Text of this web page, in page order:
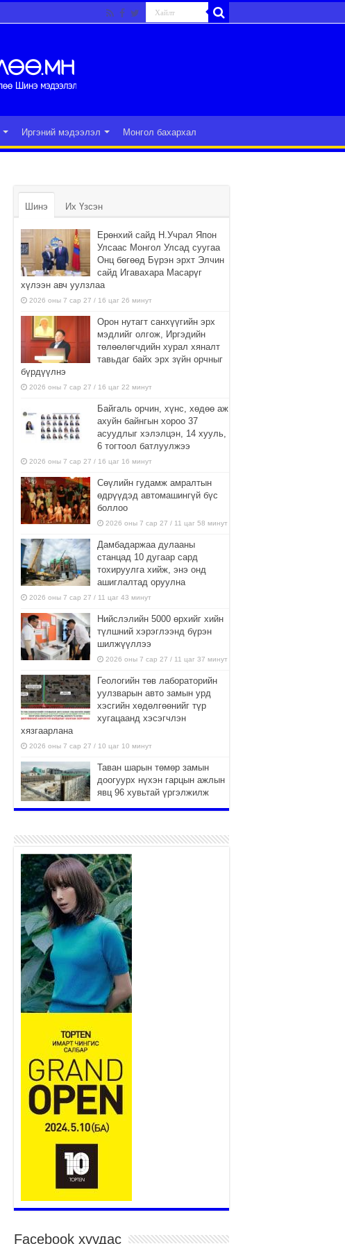
Иргэний мэдээлэл Монгол бахархал
Шинэ Их Үзсэн
Ерөнхий сайд Н.Учрал Япон
Улсаас Монгол Улсад суугаа
Онц бөгөөд Бүрэн эрхт Элчин
сайд Игавахара Масарүг
хүлээн авч уулзлаа
2026 оны 7 сар 27 / 16 цаг 26 минут
Орон нутагт санхүүгийн эрх
мэдлийг олгож, Иргэдийн
төлөөлөгчдийн хурал хяналт
тавьдаг байх эрх зүйн орчныг
бүрдүүлнэ
2026 оны 7 сар 27 / 16 цаг 22 минут
Байгаль орчин, хүнс, хөдөө аж
ахуйн байнгын хороо 37
асуудлыг хэлэлцэн, 14 хууль,
6 тогтоол батлуулжээ
2026 оны 7 сар 27 / 16 цаг 16 минут
Сөүлийн гудамж амралтын
өдрүүдэд автомашингүй бүс
боллоо
2026 оны 7 сар 27 / 11 цаг 58 минут
Дамбадаржаа дулааны
станцад 10 дугаар сард
тохируулга хийж, энэ онд
ашиглалтад оруулна
2026 оны 7 сар 27 / 11 цаг 43 минут
Нийслэлийн 5000 өрхийг хийн
түлшний хэрэглээнд бүрэн
шилжүүллээ
2026 оны 7 сар 27 / 11 цаг 37 минут
Геологийн төв лабораторийн
уулзварын авто замын урд
хэсгийн хөдөлгөөнийг түр
хугацаанд хэсэгчлэн
хязгаарлана
2026 оны 7 сар 27 / 10 цаг 10 минут
Таван шарын төмөр замын
доогуурх нүхэн гарцын ажлын
явц 96 хувьтай үргэлжилж
Нийслэлийн харьяа амаржих
газруудыг “Эх, хүүхдийн төв”
болгон өргөтгөнө
2026 оны 7 сар 27 / 9 цаг 58 минут
ТӨВ АЙМАГТ ӨВЛИЙН
БЭЛТГЭЛ АЖИЛ 80 ХУВЬТАЙ
ҮРГЭЛЖИЛЖ БАЙНА
2026 оны 7 сар 27 / 9 цаг 51 минут
“Хөдөө аж ахуй, хөдөөгийн
хөгжил төслийн 2 дахь шат”
төслийн хүрээнд 4 банктай
дамжуулан зээлдүүлэх гэрээ
байгууллаа
2026 оны 7 сар 27 / 9 цаг 40 минут
УИХ-ын гишүүн С.Зулпхар: Иргэдийн санал
хууль тогтоох үйл ажиллагааны чухал үндэс
2026 оны 7 сар 27 / 9 цаг 19 минут
Ерөнхий хяналтын хоёр удаагийн сонсголд 345
хүн оролцжээ
2026 оны 7 сар 27 / 9 цаг 13 минут
Хянан шалгах түр хорооны нотлох баримттай
нээлттэй танилцах боломжтой боллоо.
2026 оны 7 сар 23 / 15 цаг 58 минут
Дүүжин замын тээвэр энэ оны 12 дугаар сард
ашиглалтад бүрэн орно
Facebook хуудас